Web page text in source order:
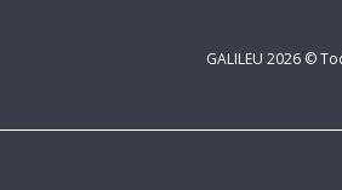
GALILEU 2026 ©